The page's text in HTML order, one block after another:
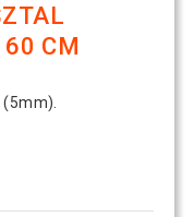
60 CM